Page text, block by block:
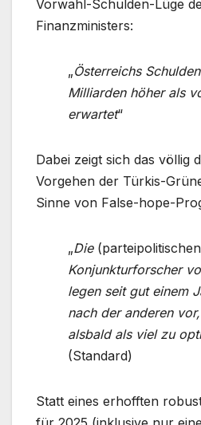
Vorwahl-Schulden-Lüge
Finanzministers:
„Österreichs
Milliarden höher als
erwartet“
Dabei zeigt sich das völlig
Vorgehen der Türkis-
Sinne von False-hope-
„Die
Konjunkturforscher
legen seit gut einem
nach der anderen
alsbald als viel zu
(Standard)
Statt eines erhofften